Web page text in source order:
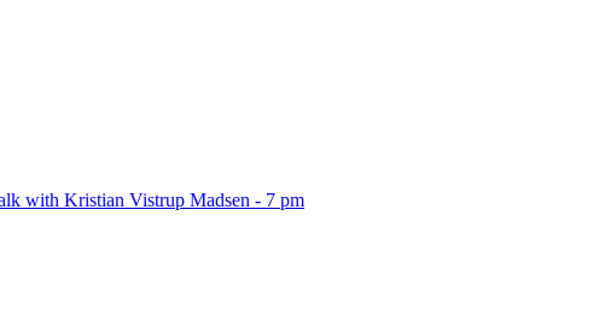
with Kristian Vistrup Madsen - 7 pm